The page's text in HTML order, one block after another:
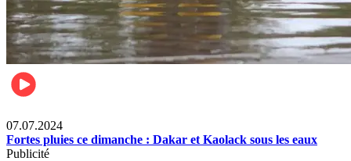
07.07.2024
Fortes pluies ce dimanche : Dakar et Kaolack sous les eaux
Publicité